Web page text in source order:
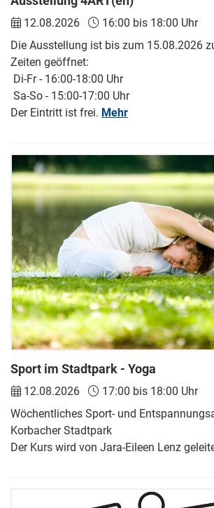
12.08.2026
16:00 bis 18:00 Uhr
Die Ausstellung ist bis zum 15.08.2026
Zeiten geöffnet:
Di-Fr - 16:00-18:00 Uhr
Sa-So - 15:00-17:00 Uhr
Der Eintritt ist frei. Mehr
Sport im Stadtpark - Yoga
12.08.2026
17:00 bis 18:00 Uhr
Wöchentliches Sport- und
Korbacher Stadtpark
Der Kurs wird von Jara-Eileen Lenz